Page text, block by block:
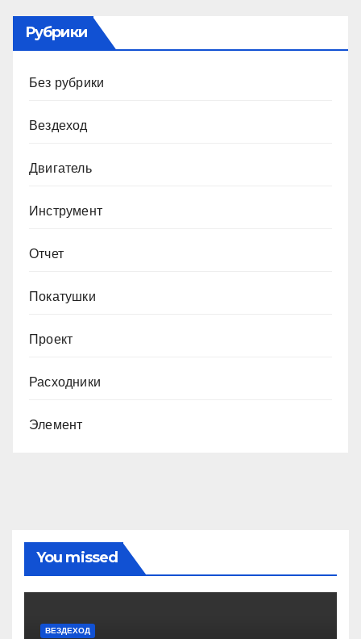
Рубрики
Без рубрики
Вездеход
Двигатель
Инструмент
Отчет
Покатушки
Проект
Расходники
Элемент
You missed
ВЕЗДЕХОД